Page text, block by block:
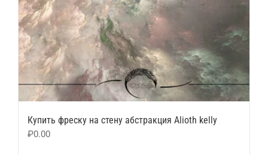
Купить фреску на стену абстракция Alioth kelly
₽0.00